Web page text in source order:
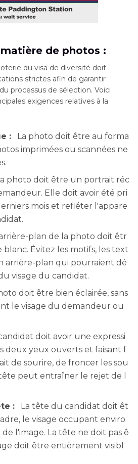
de photos :
du visa de diversité doit
strictes afin de garantir
processus de sélection. Voici
exigences relatives à la
:
La photo doit être au forma
imprimées ou scannées ne
photo doit être un portrait réc
Elle doit avoir été pri
mois et refléter l'appare
plan de la photo doit êtr
Évitez les motifs, les text
arrière-plan qui pourraient dé
visage du candidat.
doit être bien éclairée, sans
le visage du demandeur ou
doit avoir une expressi
deux yeux ouverts et faisant f
de sourire, de froncer les sou
peut entraîner le rejet de l
:
La tête du candidat doit êt
le visage occupant enviro
l'image. La tête ne doit pas ê
doit être entièrement visibl